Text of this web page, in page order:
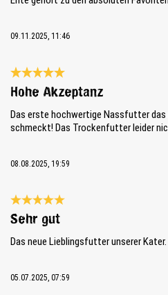
09.11.2025, 11:46
Reseña con calificación de 5 de 5
Hohe Akzeptanz
Das erste hochwertige Nassfutter das
schmeckt! Das Trockenfutter leider
08.08.2025, 19:59
Reseña con calificación de 5 de 5
Sehr gut
Das neue Lieblingsfutter unserer Kater.
05.07.2025, 07:59